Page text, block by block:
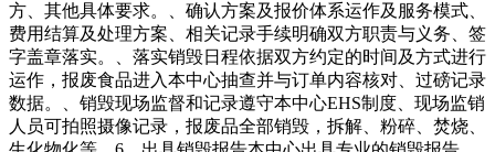
方、其他具体要求。、确认方案及报价体系运作及服务模式、
费用结算及处理方案、相关记录手续明确双方职责与义务、签
字盖章落实。、落实销毁日程依据双方约定的时间及方式进行
运作，报废食品进入本中心抽查并与订单内容核对、过磅记录
数据。、销毁现场监督和记录遵守本中心EHS制度、现场监销
人员可拍照摄像记录，报废品全部销毁，拆解、粉碎、焚烧、